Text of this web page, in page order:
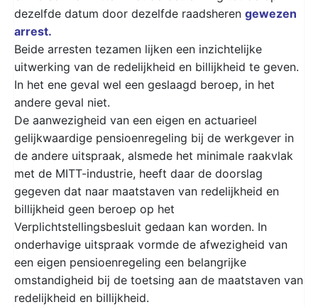
dezelfde datum door dezelfde raadsheren gewezen
arrest.
Beide arresten tezamen lijken een inzichtelijke
uitwerking van de redelijkheid en billijkheid te geven.
In het ene geval wel een geslaagd beroep, in het
andere geval niet.
De aanwezigheid van een eigen en actuarieel
gelijkwaardige pensioenregeling bij de werkgever in
de andere uitspraak, alsmede het minimale raakvlak
met de MITT-industrie, heeft daar de doorslag
gegeven dat naar maatstaven van redelijkheid en
billijkheid geen beroep op het
Verplichtstellingsbesluit gedaan kan worden. In
onderhavige uitspraak vormde de afwezigheid van
een eigen pensioenregeling een belangrijke
omstandigheid bij de toetsing aan de maatstaven van
redelijkheid en billijkheid.